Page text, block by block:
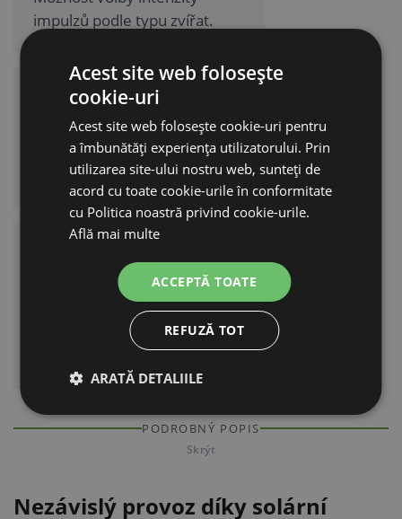
impulzů podle typu zvířat.
Integrovaná baterie
Gelový akumulátor zajišťuje
stabilní výkon i při horším
počasí.
Jednoduché
ovládání a kontrola
LED indikátory a přehledné
ovládací prvky pro snadnou
PODROBNÝ POPIS
Skrýt
Nezávislý provoz díky solární
Acest site web folosește
cookie-uri
Acest site web folosește cookie-uri pentru
a îmbunătăți experiența utilizatorului. Prin
utilizarea site-ului nostru web, sunteți de
acord cu toate cookie-urile în conformitate
cu Politica noastră privind cookie-urile.
Află mai multe
ACCEPTĂ TOATE
REFUZĂ TOT
ARATĂ DETALIILE